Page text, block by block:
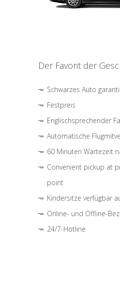
Der Favorit der
Schwarzes Auto
Festpreis
Englischsprechender
Automatische
60 Minuten Wartezeit
Convenient pickup at
point
Kindersitze verfügbar
Online- und Offline-
24/7-Hotline